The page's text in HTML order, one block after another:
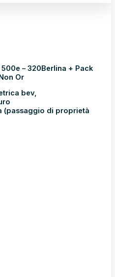
– 320Berlina + Pack
Or
bev,
(passaggio di proprietà